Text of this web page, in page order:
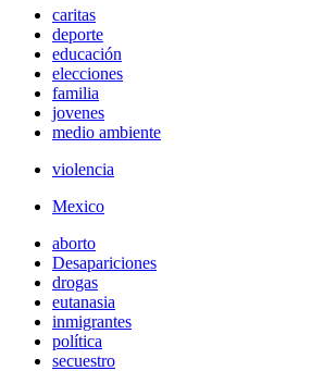
caritas
deporte
educación
elecciones
familia
jovenes
medio ambiente
violencia
Mexico
aborto
Desapariciones
drogas
eutanasia
inmigrantes
política
secuestro